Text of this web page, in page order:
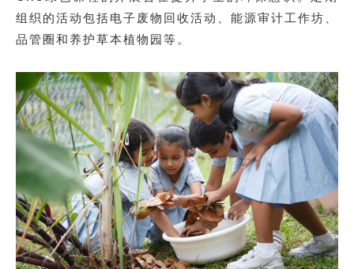
组织的活动包括电子废物回收活动、能源审计工作坊、
品管圈和养护草本植物园等。